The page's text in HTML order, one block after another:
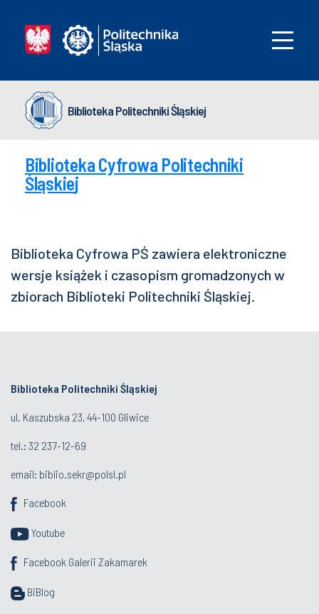
Biblioteka Politechniki Śląskiej
Biblioteka Cyfrowa Politechniki
Śląskiej
Biblioteka Cyfrowa PŚ zawiera elektroniczne
wersje książek i czasopism gromadzonych w
zbiorach Biblioteki Politechniki Śląskiej.
Biblioteka Politechniki Śląskiej
ul. Kaszubska 23, 44-100 Gliwice
tel.: 32 237-12-69
email: biblio.sekr@polsl.pl
Facebook
Youtube
Facebook Galerii Zakamarek
BiBlog